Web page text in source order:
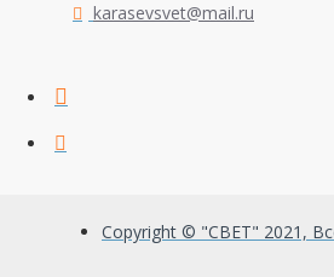
karasevsvet@mail.ru
Copyright © "СВЕТ" 2021,